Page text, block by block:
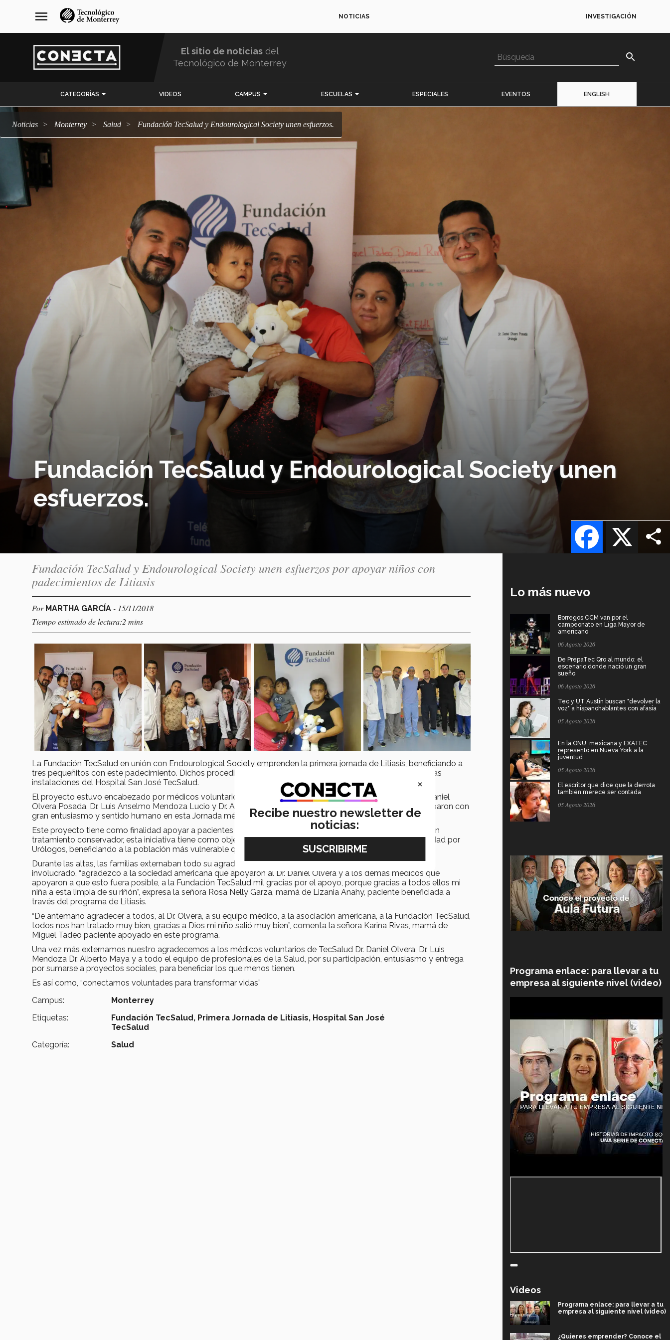
navegación
principal
menu NOTICIAS INVESTIGACIÓN
El sitio de noticias del
Tecnológico de Monterrey
search
CATEGORÍAS VIDEOS CAMPUS ESCUELAS ESPECIALES EVENTOS ENGLISH
Noticias Monterrey salud Fundación TecSalud y Endourological Society unen esfuerzos.
Fundación TecSalud y Endourological Society unen
esfuerzos.
X
Facebook
Fundación TecSalud y Endourological Society unen esfuerzos por apoyar niños con
padecimientos de Litiasis
Por MARTHA GARCÍA - 15/11/2018
Tiempo estimado de lectura:2 mins
La Fundación TecSalud en unión con Endourological Society emprenden la primera jornada de Litiasis, beneficiando a
tres pequeñitos con este padecimiento. Dichos procedimientos fueron realizados del 3 al 7 de noviembre en las
instalaciones del Hospital San José TecSalud.
El proyecto estuvo encabezado por médicos voluntarios especialista en Urología de dicha institución, el Dr. Daniel
Olvera Posada, Dr. Luis Anselmo Mendoza Lucio y Dr. Alberto Maya Epeistein y demás equipo médico, participaron con
gran entusiasmo y sentido humano en esta Jornada médico social de Litiasis.
Este proyecto tiene como finalidad apoyar a pacientes pediátricos con nefrolitiasis que no han respondido a un
tratamiento conservador, esta iniciativa tiene como objetivo realizar cirugías de piedras en el riñón de alta calidad por
Urólogos, beneficiando a la población más vulnerable que no tiene acceso a una atención médica.
Durante las altas, las familias externaban todo su agradecimiento hacia el programa y todo el equipo médico
involucrado, “agradezco a la sociedad americana que apoyaron al Dr. Daniel Olvera y a los demás médicos que
apoyaron a que esto fuera posible, a la Fundación TecSalud mil gracias por el apoyo, porque gracias a todos ellos mi
niña a esta limpia de su riñón”, expresa la señora Rosa Nelly Garza, mamá de Lizania Anahy, paciente beneficiada a
través del programa de Litiasis.
“De antemano agradecer a todos, al Dr. Olvera, a su equipo médico, a la asociación americana, a la Fundación TecSalud,
todos nos han tratado muy bien, gracias a Dios mi niño salió muy bien”, comenta la señora Karina Rivas, mamá de
Miguel Tadeo paciente apoyado en este programa.
Una vez más externamos nuestro agradecemos a los médicos voluntarios de TecSalud Dr. Daniel Olvera, Dr. Luis
Mendoza Dr. Alberto Maya y a todo el equipo de profesionales de la Salud, por su participación, entusiasmo y entrega
por sumarse a proyectos sociales, para beneficiar los que menos tienen.
Es así como, “conectamos voluntades para transformar vidas”
Campus:
Monterrey
Etiquetas:
Fundación TecSalud, Primera Jornada de Litiasis, Hospital San José
TecSalud
Categoría:
Salud
Lo más nuevo
Borregos CCM van por el
campeonato en Liga Mayor de
americano
06 Agosto 2026
De PrepaTec Qro al mundo: el
escenario donde nació un gran
sueño
06 Agosto 2026
Tec y UT Austin buscan "devolver la
voz" a hispanohablantes con afasia
05 Agosto 2026
En la ONU: mexicana y EXATEC
representó en Nueva York a la
juventud
05 Agosto 2026
El escritor que dice que la derrota
también merece ser contada
05 Agosto 2026
Programa enlace: para llevar a tu
empresa al siguiente nivel (video)
Videos
Programa enlace: para llevar a tu
empresa al siguiente nivel (video)
¿Quieres emprender? Conoce el
×
Recibe nuestro newsletter de
noticias: